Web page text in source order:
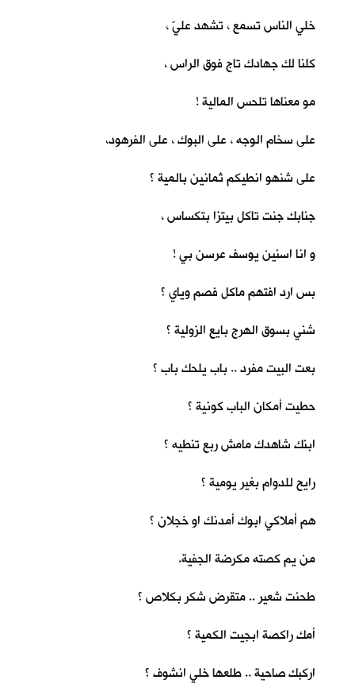
خلي الناس تسمع ، تشهد عليّ ،
كلنا لك جهادك تاج فوق الراس ،
مو معناها تلحس المالية !
على سخام الوجه ، على البوك ، على الفرهود،
على شنهو انطيكم ثمانين بالمية ؟
جنابك جنت تاكل بيتزا بتكساس ،
و انا اسنين يوسف عرسن بي !
بس ارد افتهم ماكل فصم وياي ؟
شني بسوق الهرج بايع الزولية ؟
بعت البيت مفرد .. باب يلحك باب ؟
حطيت أمكان الباب كونية ؟
ابنك شاهدك مامش ربع تنطيه ؟
رايح للدوام بغير يومية ؟
هم أملاكي ابوك أمدنك او خجلان ؟
من يم كصته مكرضة الجفية.
طحنت شعير .. متقرض شكر بكلاص ؟
أمك راكصة ابجيت الكمية ؟
اركبك صاحية .. طلعها خلي انشوف ؟